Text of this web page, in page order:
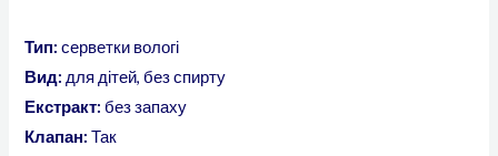
Тип: серветки вологі
Вид: для дітей, без спирту
Екстракт: без запаху
Клапан: Так